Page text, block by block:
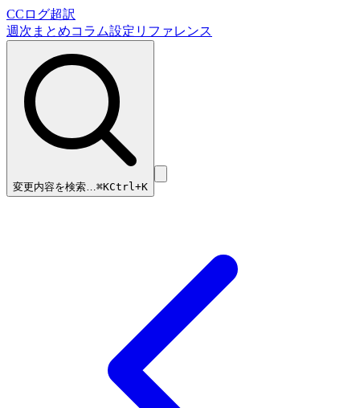
CCログ超訳
週次まとめコラム設定リファレンス
変更内容を検索…⌘KCtrl+K